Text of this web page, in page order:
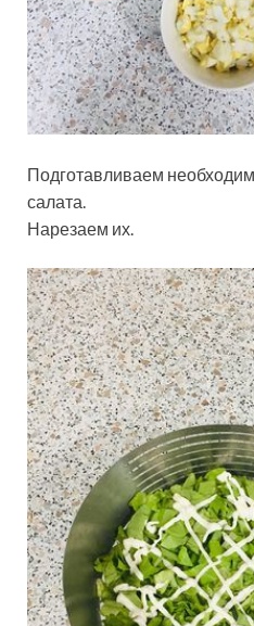
Подготавливаем
салата.
Нарезаем их.